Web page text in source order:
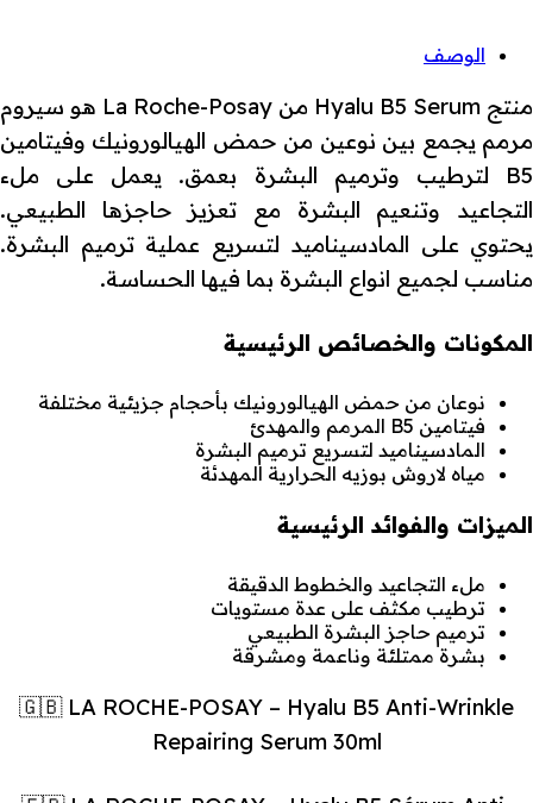
الوصف
منتج Hyalu B5 Serum من La Roche-Posay هو سيروم
مرمم يجمع بين نوعين من حمض الهيالورونيك وفيتامين
B5 لترطيب وترميم البشرة بعمق. يعمل على ملء
التجاعيد وتنعيم البشرة مع تعزيز حاجزها الطبيعي.
يحتوي على المادسيناميد لتسريع عملية ترميم البشرة.
مناسب لجميع انواع البشرة بما فيها الحساسة.
المكونات والخصائص الرئيسية
نوعان من حمض الهيالورونيك بأحجام جزيئية مختلفة
فيتامين B5 المرمم والمهدئ
المادسيناميد لتسريع ترميم البشرة
مياه لاروش بوزيه الحرارية المهدئة
الميزات والفوائد الرئيسية
ملء التجاعيد والخطوط الدقيقة
ترطيب مكثف على عدة مستويات
ترميم حاجز البشرة الطبيعي
بشرة ممتلئة وناعمة ومشرقة
🇬🇧 LA ROCHE-POSAY – Hyalu B5 Anti-Wrinkle
Repairing Serum 30ml